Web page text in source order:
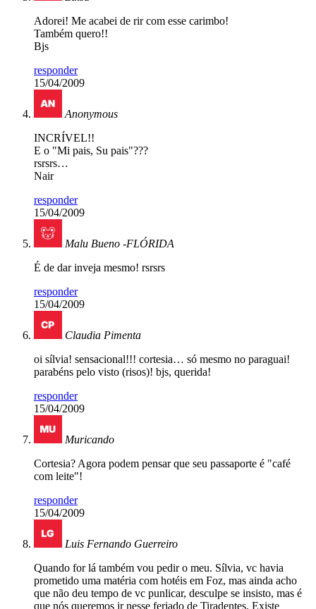
Adorei! Me acabei de rir com esse carimbo!
Também quero!!
Bjs
responder
15/04/2009
Anonymous
INCRÍVEL!!
E o "Mi pais, Su pais"???
rsrsrs…
Nair
responder
15/04/2009
Malu Bueno -FLÓRIDA
É de dar inveja mesmo! rsrsrs
responder
15/04/2009
Claudia Pimenta
oi sílvia! sensacional!!! cortesia… só mesmo no paraguai!
parabéns pelo visto (risos)! bjs, querida!
responder
15/04/2009
Muricando
Cortesia? Agora podem pensar que seu passaporte é "café
com leite"!
responder
15/04/2009
Luis Fernando Guerreiro
Quando for lá também vou pedir o meu. Sílvia, vc havia
prometido uma matéria com hotéis em Foz, mas ainda acho
que não deu tempo de vc punlicar, desculpe se insisto, mas é
que nós queremos ir nesse feriado de Tiradentes. Existe